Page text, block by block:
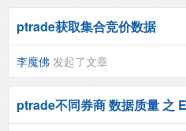
ptrade获取集合竞价数据
李魔佛 发起了文章
ptrade不同券商 数据质量 之